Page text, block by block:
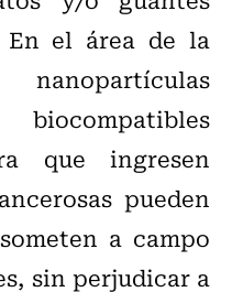
En el área de la
que ingresen
pueden
a campo
sin perjudicar a